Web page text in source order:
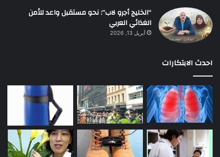
“الخليج أجرو لاب”: نحو مستقبل واعد للأمن
الغذائي العربي
أبريل 13, 2026
احدث الابتكارات